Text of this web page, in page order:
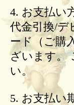
4. お支払い
代金引換/デ
ード（ご購
ざいます。
い。
5. お支払い